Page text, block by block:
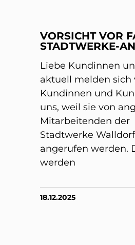
VORSICHT VOR
STADTWERKE-
Liebe Kundinnen
aktuell melden sich
Kundinnen und
uns, weil sie von
Mitarbeitenden der
Stadtwerke Walldorf
angerufen werden.
werden
18.12.2025